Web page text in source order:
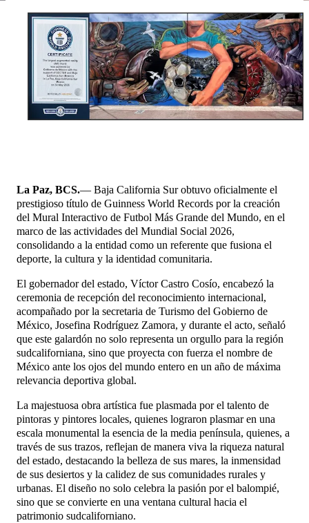
La Paz, BCS.— Baja California Sur obtuvo oficialmente el
prestigioso título de Guinness World Records por la creación
del Mural Interactivo de Futbol Más Grande del Mundo, en el
marco de las actividades del Mundial Social 2026,
consolidando a la entidad como un referente que fusiona el
deporte, la cultura y la identidad comunitaria.
El gobernador del estado, Víctor Castro Cosío, encabezó la
ceremonia de recepción del reconocimiento internacional,
acompañado por la secretaria de Turismo del Gobierno de
México, Josefina Rodríguez Zamora, y durante el acto, señaló
que este galardón no solo representa un orgullo para la región
sudcaliforniana, sino que proyecta con fuerza el nombre de
México ante los ojos del mundo entero en un año de máxima
relevancia deportiva global.
La majestuosa obra artística fue plasmada por el talento de
pintoras y pintores locales, quienes lograron plasmar en una
escala monumental la esencia de la media península, quienes, a
través de sus trazos, reflejan de manera viva la riqueza natural
del estado, destacando la belleza de sus mares, la inmensidad
de sus desiertos y la calidez de sus comunidades rurales y
urbanas. El diseño no solo celebra la pasión por el balompié,
sino que se convierte en una ventana cultural hacia el
patrimonio sudcaliforniano.